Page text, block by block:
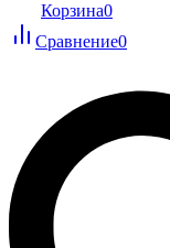
Корзина0
Сравнение0